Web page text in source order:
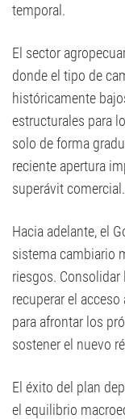
temporal.
El sector
donde el tipo de
históricamente
estructurales para
solo de forma
reciente apertura
superávit comercial.
Hacia adelante, el
sistema cambiario
riesgos. Consolidar
recuperar el
para afrontar los
sostener el nuevo
El éxito del plan
el equilibrio